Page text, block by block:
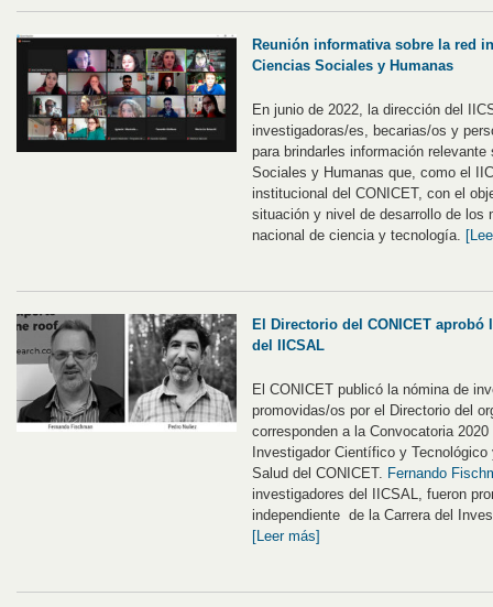
Reunión informativa sobre la red
Ciencias Sociales y Humanas
En junio de 2022, la dirección del
investigadoras/es, becarias/os y
para brindarles información
Sociales y Humanas que, como el
institucional del CONICET, con el
situación y nivel de desarrollo de los
nacional de ciencia y tecnología.
El Directorio del CONICET
del IICSAL
El CONICET publicó la nómina de
promovidas/os por el Directorio del
corresponden a la Convocatoria
Investigador Científico y
Salud del CONICET. Fernando
investigadores del IICSAL, fueron
independiente de la Carrera del
[Leer más]